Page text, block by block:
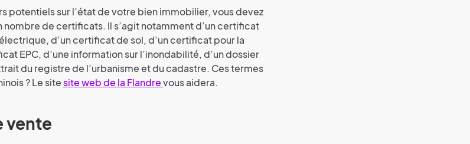
potentiels sur l’état de votre bien immobilier, vous devez
de certificats. Il s’agit notamment d’un certificat
d’un certificat de sol, d’un certificat pour la
EPC, d’une information sur l’inondabilité, d’un dossier
du registre de l’urbanisme et du cadastre. Ces termes
? Le sitesite web de la Flandrevous aidera.
vente